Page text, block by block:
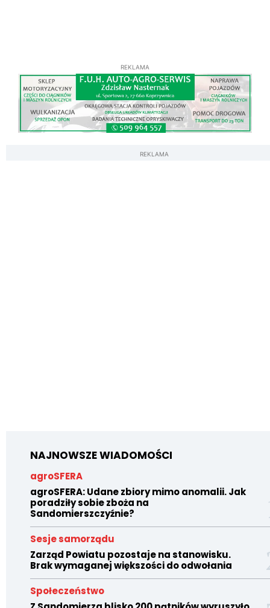
REKLAMA
REKLAMA
NAJNOWSZE WIADOMOŚCI
agroSFERA
agroSFERA: Udane zbiory mimo anomalii. Jak
poradziły sobie zboża na
Sandomierszczyźnie?
Sesje samorządu
Zarząd Powiatu pozostaje na stanowisku.
Brak wymaganej większości do odwołania
Społeczeństwo